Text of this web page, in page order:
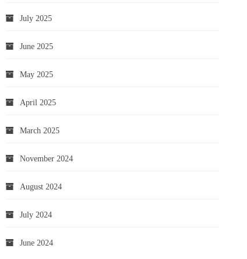
July 2025
June 2025
May 2025
April 2025
March 2025
November 2024
August 2024
July 2024
June 2024